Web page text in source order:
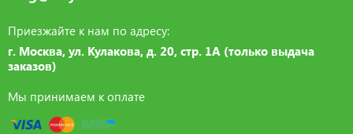
Приезжайте к нам по адресу:
г. Москва, ул. Кулакова, д. 20, стр. 1А (только выдача
заказов)
Мы принимаем к оплате